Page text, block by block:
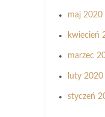
maj 2020
kwiecień
marzec
luty 2020
styczeń